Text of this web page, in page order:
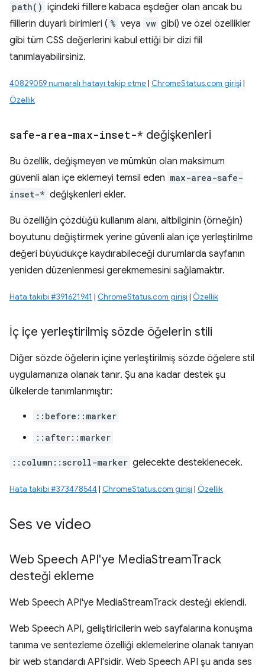
path() içindeki fiillere kabaca eşdeğer olan ancak bu
fiillerin duyarlı birimleri ( % veya vw gibi) ve özel özellikler
gibi tüm CSS değerlerini kabul ettiği bir dizi fiil
tanımlayabilirsiniz.
40829059 numaralı hatayı takip etme| ChromeStatus.com girişi |
Özellik
safe-area-max-inset-* değişkenleri
Bu özellik, değişmeyen ve mümkün olan maksimum
güvenli alan içe eklemeyi temsil eden max-area-safe-
inset-* değişkenleri ekler.
Bu özelliğin çözdüğü kullanım alanı, altbilginin (örneğin)
boyutunu değiştirmek yerine güvenli alan içe yerleştirilme
değeri büyüdükçe kaydırabileceği durumlarda sayfanın
yeniden düzenlenmesi gerekmemesini sağlamaktır.
Hata takibi #391621941 | ChromeStatus.com girişi | Özellik
İç içe yerleştirilmiş sözde öğelerin stili
Diğer sözde öğelerin içine yerleştirilmiş sözde öğelere stil
uygulamanıza olanak tanır. Şu ana kadar destek şu
ülkelerde tanımlanmıştır:
::before::marker
::after::marker
::column::scroll-marker gelecekte desteklenecek.
Hata takibi #373478544 | ChromeStatus.com girişi | Özellik
Ses ve video
Web Speech API'ye MediaStreamTrack
desteği ekleme
Web Speech API'ye MediaStreamTrack desteği eklendi.
Web Speech API, geliştiricilerin web sayfalarına konuşma
tanıma ve sentezleme özelliği eklemelerine olanak tanıyan
bir web standardı API'sidir. Web Speech API şu anda ses